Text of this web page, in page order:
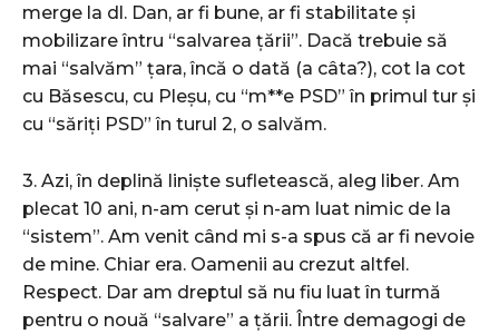
merge la dl. Dan, ar fi bune, ar fi stabilitate și
mobilizare întru “salvarea țării”. Dacă trebuie să
mai “salvăm” țara, încă o dată (a câta?), cot la cot
cu Băsescu, cu Pleșu, cu “m**e PSD” în primul tur și
cu “săriți PSD” în turul 2, o salvăm.
3. Azi, în deplină liniște sufletească, aleg liber. Am
plecat 10 ani, n-am cerut și n-am luat nimic de la
“sistem”. Am venit când mi s-a spus că ar fi nevoie
de mine. Chiar era. Oamenii au crezut altfel.
Respect. Dar am dreptul să nu fiu luat în turmă
pentru o nouă “salvare” a țării. Între demagogi de